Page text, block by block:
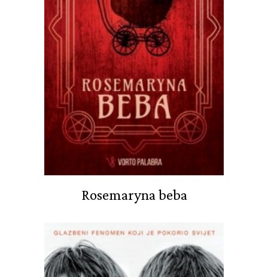
Rosemaryna beba